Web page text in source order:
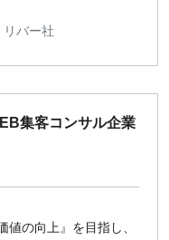
バー社
集客コンサル企業
の向上』を目指し、